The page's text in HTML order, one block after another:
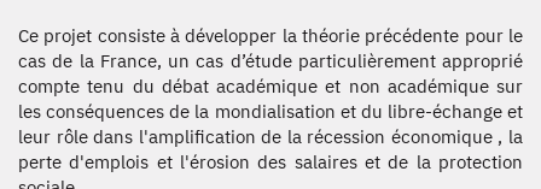
Ce projet consiste à développer la théorie précédente pour le
cas de la France, un cas d’étude particulièrement approprié
compte tenu du débat académique et non académique sur
les conséquences de la mondialisation et du libre-échange et
leur rôle dans l'amplification de la récession économique , la
perte d'emplois et l'érosion des salaires et de la protection